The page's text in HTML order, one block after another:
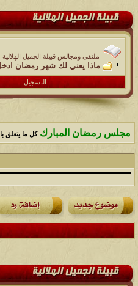
ملتقى ومجالس قبيلة الجميل
ماذا يعني لك شهر رمضان
التسجيل
مجلس رمضان المبارككل ما يتعلق